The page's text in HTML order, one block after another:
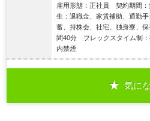
雇用形態：正社員 契約期間
生：退職金、家賃補助、通勤
蓄、持株会、社宅、独身寮、
間40分 フレックスタイム制
内禁煙
気に